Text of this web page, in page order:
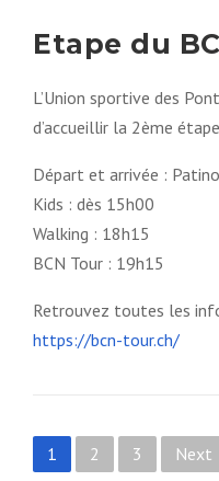
Etape du
L’Union sportive des
d’accueillir la 2ème
Départ et arrivée :
Kids : dès 15h00
Walking : 18h15
BCN Tour : 19h15
Retrouvez toutes les
https://bcn-tour.ch/
P
1 2 3